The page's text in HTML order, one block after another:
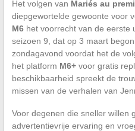
Het volgen van Mariés au
diepgewortelde gewoonte voor
M6het voorrecht van de eerste
seizoen 9, dat op 3 maart
zondagavond voordat het de
het platform M6+voor gratis
beschikbaarheid spreekt de
missen van de verhalen van
Voor degenen die sneller willen
advertentievrije ervaring en